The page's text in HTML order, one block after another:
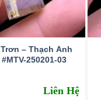
– Thạch Anh
250201-03
Liên Hệ